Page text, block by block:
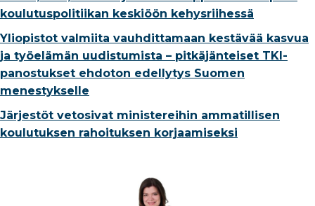
koulutuspolitiikan keskiöön kehysriihessä
Yliopistot valmiita vauhdittamaan kestävää kasvua
ja työelämän uudistumista – pitkäjänteiset TKI-
panostukset ehdoton edellytys Suomen
menestykselle
Järjestöt vetosivat ministereihin ammatillisen
koulutuksen rahoituksen korjaamiseksi